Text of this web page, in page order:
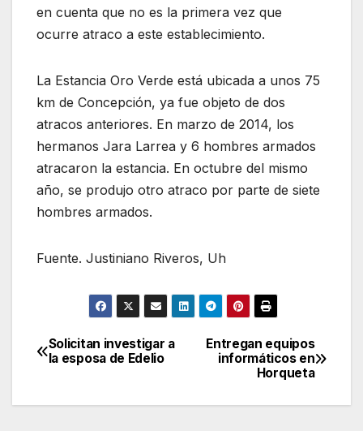
en cuenta que no es la primera vez que
ocurre atraco a este establecimiento.
La Estancia Oro Verde está ubicada a unos 75
km de Concepción, ya fue objeto de dos
atracos anteriores. En marzo de 2014, los
hermanos Jara Larrea y 6 hombres armados
atracaron la estancia. En octubre del mismo
año, se produjo otro atraco por parte de siete
hombres armados.
Fuente. Justiniano Riveros, Uh
Navegación
Entregan equipos
informáticos en
Horqueta
Solicitan investigar a
la esposa de Edelio